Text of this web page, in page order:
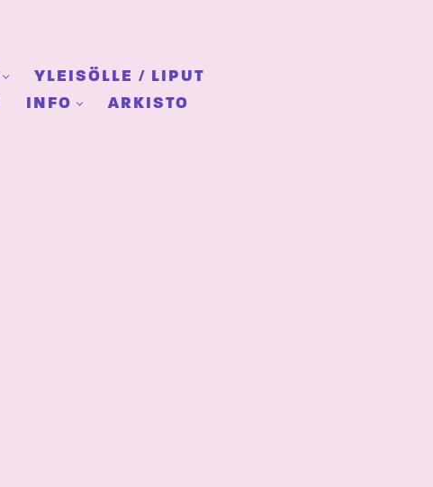
YLEISÖLLE / LIPUT
INFO ARKISTO